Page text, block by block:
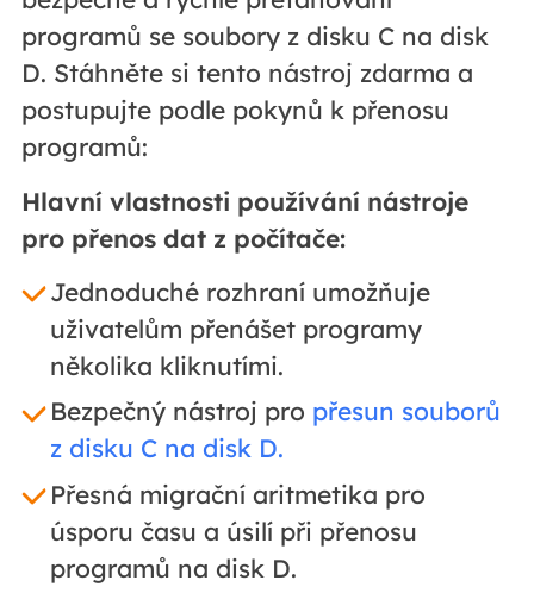
programů se soubory z disku C na disk
D. Stáhněte si tento nástroj zdarma a
postupujte podle pokynů k přenosu
programů:
Hlavní vlastnosti používání nástroje
pro přenos dat z počítače:
Jednoduché rozhraní umožňuje
uživatelům přenášet programy
několika kliknutími.
Bezpečný nástroj pro přesun souborů
z disku C na disk D.
Přesná migrační aritmetika pro
úsporu času a úsilí při přenosu
programů na disk D.